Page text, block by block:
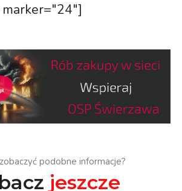
podobne informacje?
jeszcze